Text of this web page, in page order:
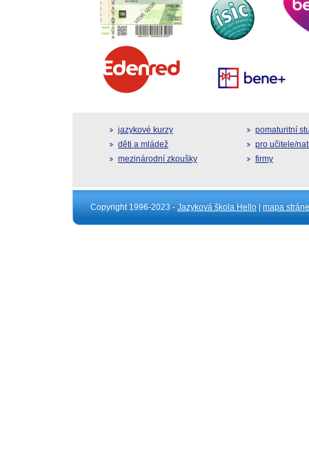
jazykové kurzy
děti a mládež
mezinárodní zkoušky
pomaturitní
pro učitele/
firmy
Copyright 1996-2023 - Jazyková škola Hello mapa